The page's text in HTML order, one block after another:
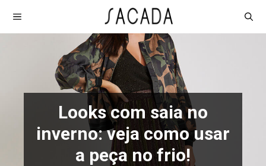
MENU
Looks com saia no
inverno: veja como usar
a peça no frio!